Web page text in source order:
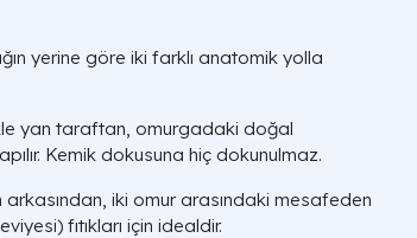
yerine göre iki farklı anatomik yolla
yan taraftan, omurgadaki doğal
Kemik dokusuna hiç dokunulmaz.
arkasından, iki omur arasındaki mesafeden
fıtıkları için idealdir.